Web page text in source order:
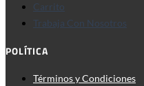
Carrito
Trabaja Con Nosotros
POLÍTICA
Términos y Condiciones